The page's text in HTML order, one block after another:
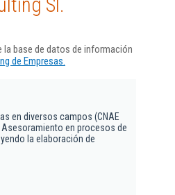
la base de datos de información
de Empresas.
en diversos campos (CNAE
en procesos de
la elaboración de